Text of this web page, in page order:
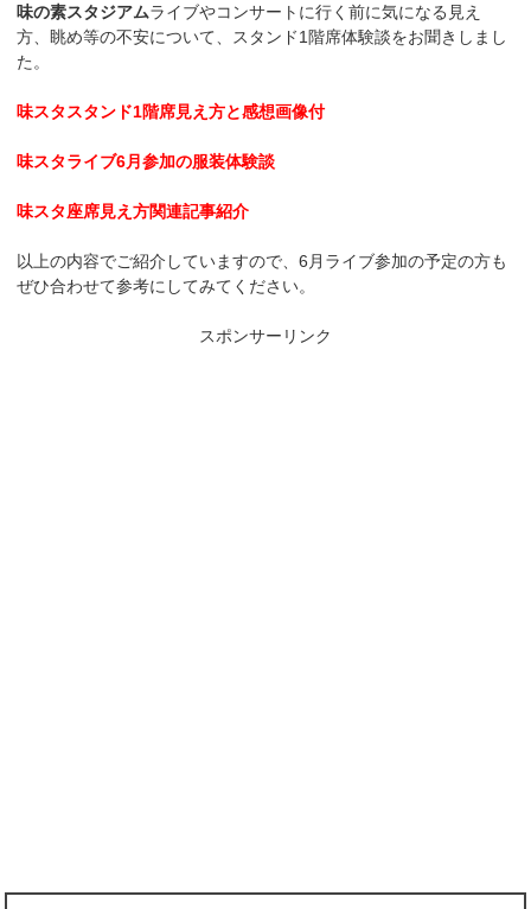
味の素スタジアムライブやコンサートに行く前に気になる見え
方、眺め等の不安について、スタンド1階席体験談をお聞きしまし
た。
味スタスタンド1階席見え方と感想画像付
味スタライブ6月参加の服装体験談
味スタ座席見え方関連記事紹介
以上の内容でご紹介していますので、6月ライブ参加の予定の方も
ぜひ合わせて参考にしてみてください。
スポンサーリンク